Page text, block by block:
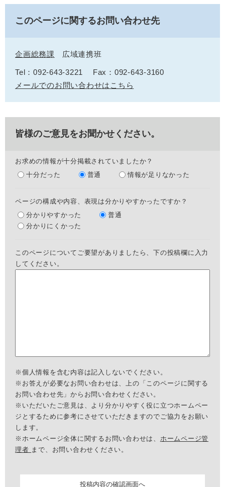
このページに関するお問い合わせ先
企画総務課 広域連携班
Tel：092-643-3221
Fax：092-643-3160
メールでのお問い合わせはこちら
皆様のご意見をお聞かせください。
お求めの情報が十分掲載されていましたか？
十分だった
普通 情報が足りなかった
ページの構成や内容、表現は分かりやすかったですか？
分かりやすかった
普通
分かりにくかった
このページについてご要望がありましたら、下の投稿欄に入力
してください。
※個人情報を含む内容は記入しないでください。
※お答えが必要なお問い合わせは、上の「このページに関する
お問い合わせ先」からお問い合わせください。
※いただいたご意見は、より分かりやすく役に立つホームペー
ジとするために参考にさせていただきますのでご協力をお願い
します。
※ホームページ全体に関するお問い合わせは、 ホームページ管
理者 まで、お問い合わせください。